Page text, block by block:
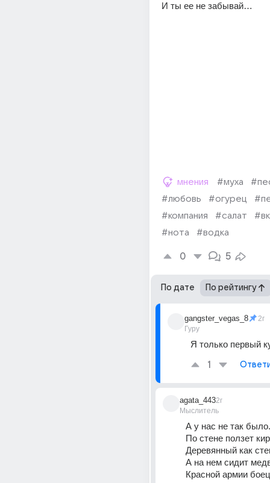
И ты ее не забывай…
мнения #муха
#любовь
#огурец
#компания
#салат
#нота
#водка
0 5
По дате По рейтингу
gangster_vegas_8
Гуру
2г
Я только первый
1
agata_443
Мыслитель
2г
А у нас не так было.
По стене ползет
Деревянный как
А на нем сидит
Красной армии боец